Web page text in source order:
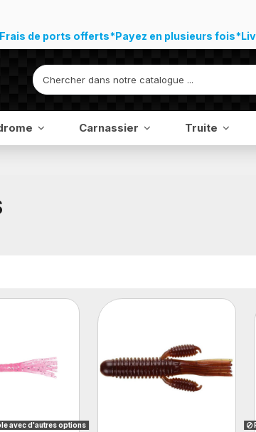
Frais de ports offerts*Payez en plusieurs fois*
Carnassier Truite
avec d'autres options